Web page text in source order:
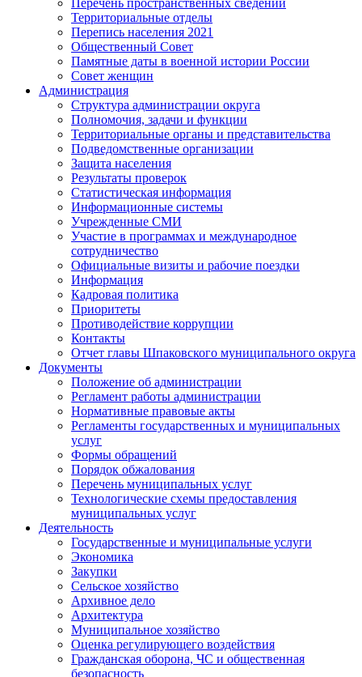
Перечень пространственных сведений
Территориальные отделы
Перепись населения 2021
Общественный Совет
Памятные даты в военной истории России
Совет женщин
Администрация
Структура администрации округа
Полномочия, задачи и функции
Территориальные органы и представительства
Подведомственные организации
Защита населения
Результаты проверок
Статистическая информация
Информационные системы
Учрежденные СМИ
Участие в программах и международное
сотрудничество
Официальные визиты и рабочие поездки
Информация
Кадровая политика
Приоритеты
Противодействие коррупции
Контакты
Отчет главы Шпаковского муниципального округа
Документы
Положение об администрации
Регламент работы администрации
Нормативные правовые акты
Регламенты государственных и муниципальных
услуг
Формы обращений
Порядок обжалования
Перечень муниципальных услуг
Технологические схемы предоставления
муниципальных услуг
Деятельность
Государственные и муниципальные услуги
Экономика
Закупки
Сельское хозяйство
Архивное дело
Архитектура
Муниципальное хозяйство
Оценка регулирующего воздействия
Гражданская оборона, ЧС и общественная
безопасность